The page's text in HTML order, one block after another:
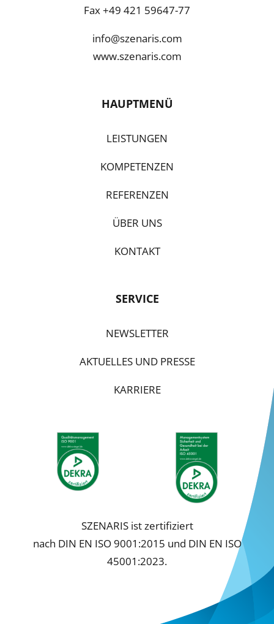
Fax +49 421 59647-77
info@szenaris.com
www.szenaris.com
HAUPTMENÜ
LEISTUNGEN
KOMPETENZEN
REFERENZEN
ÜBER UNS
KONTAKT
SERVICE
NEWSLETTER
AKTUELLES UND PRESSE
KARRIERE
SZENARIS ist zertifiziert
nach DIN EN ISO 9001:2015 und DIN EN ISO
45001:2023.